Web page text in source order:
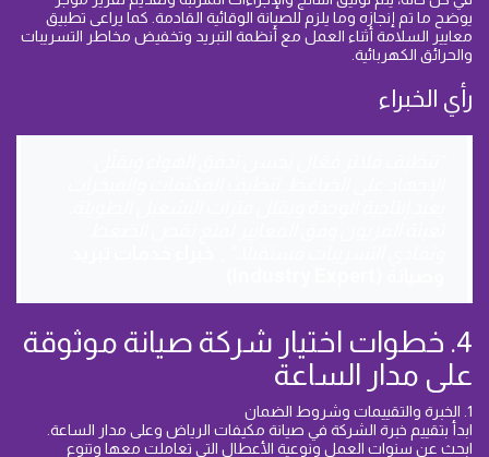
يوضح ما تم إنجازه وما يلزم للصيانة الوقائية القادمة. كما يراعى تطبيق
معايير السلامة أثناء العمل مع أنظمة التبريد وتخفيض مخاطر التسريبات
والحرائق الكهربائية.
رأي الخبراء
4. خطوات اختيار شركة صيانة موثوقة
على مدار الساعة
1. الخبرة والتقييمات وشروط الضمان
ابدأ بتقييم خبرة الشركة في صيانة مكيفات الرياض وعلى مدار الساعة.
ابحث عن سنوات العمل ونوعية الأعطال التي تعاملت معها وتنوع